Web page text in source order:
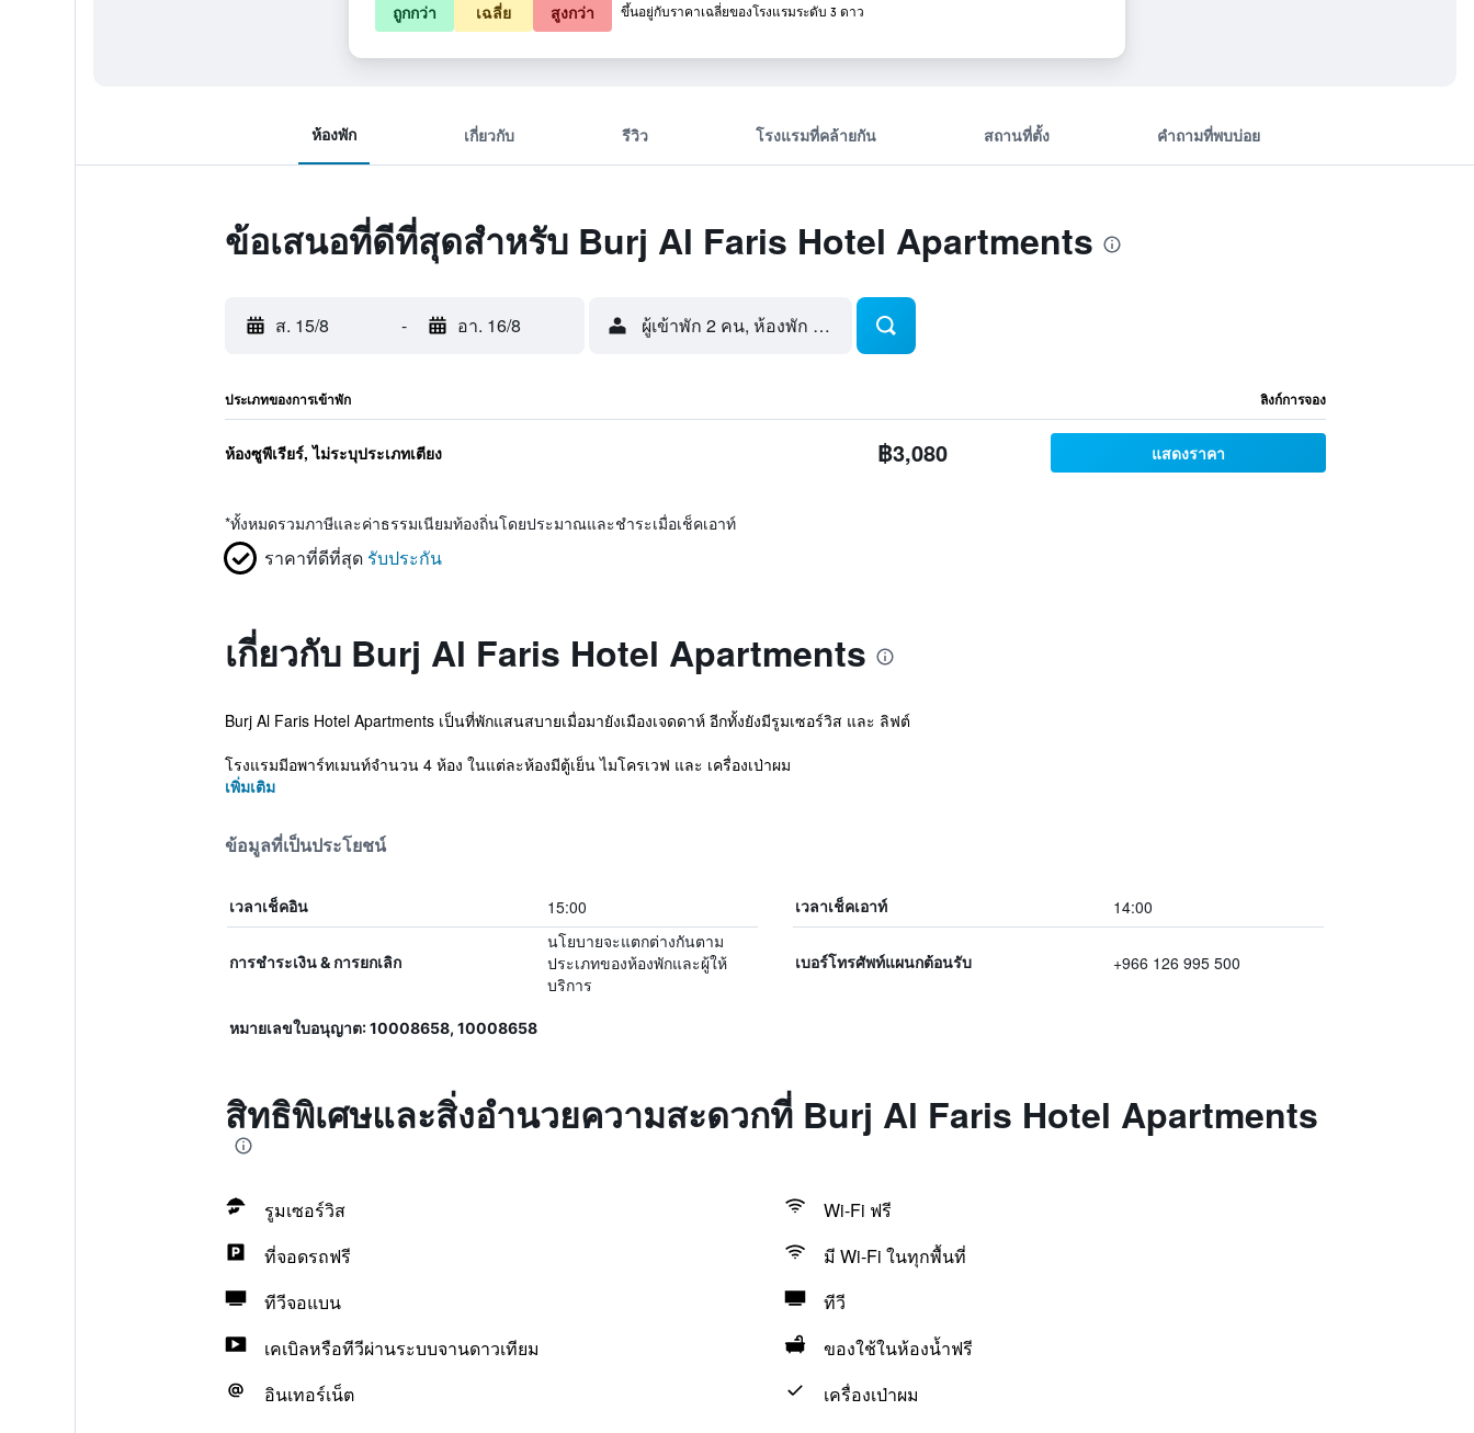
ห้องพัก เกี่ยวกับ รีวิว โรงแรมที่คล้ายกัน สถานที่ตั้ง คำถามที่พบบ่อย
ข้อเสนอที่ดีที่สุดสำหรับ Burj Al Faris Hotel Apartments
ส. 15/8 - อา. 16/8 ผู้เข้าพัก 2 คน, ห้องพัก 1 ห้อง
ประเภทของการเข้าพัก ลิงก์การจอง
ห้องซูพีเรียร์, ไม่ระบุประเภทเตียง ฿3,080 แสดงราคา
*ทั้งหมดรวมภาษีและค่าธรรมเนียมท้องถิ่นโดยประมาณและชำระเมื่อเช็คเอาท์
ราคาที่ดีที่สุด รับประกัน
เกี่ยวกับ Burj Al Faris Hotel Apartments
Burj Al Faris Hotel Apartments เป็นที่พักแสนสบายเมื่อมายังเมืองเจดดาห์ อีกทั้งยังมีรูมเซอร์วิส และ ลิฟต์
โรงแรมมีอพาร์ทเมนท์จำนวน 4 ห้อง ในแต่ละห้องมีตู้เย็น ไมโครเวฟ และ เครื่องเป่าผม
เพิ่มเติม
ข้อมูลที่เป็นประโยชน์
เวลาเช็คอิน 15:00 เวลาเช็คเอาท์ 14:00
การชำระเงิน & การยกเลิก
นโยบายจะแตกต่างกันตาม
ประเภทของห้องพักและผู้ให้
บริการ
เบอร์โทรศัพท์แผนกต้อนรับ +966 126 995 500
หมายเลขใบอนุญาต: 10008658, 10008658
สิทธิพิเศษและสิ่งอำนวยความสะดวกที่ Burj Al Faris Hotel Apartments
รูมเซอร์วิส
Wi-Fi ฟรี
ที่จอดรถฟรี
มี Wi-Fi ในทุกพื้นที่
ทีวีจอแบน
ทีวี
เคเบิลหรือทีวีผ่านระบบจานดาวเทียม
ของใช้ในห้องน้ำฟรี
อินเทอร์เน็ต
เครื่องเป่าผม
ถูกกว่า เฉลี่ย สูงกว่า ขึ้นอยู่กับราคาเฉลี่ยของโรงแรมระดับ 3 ดาว